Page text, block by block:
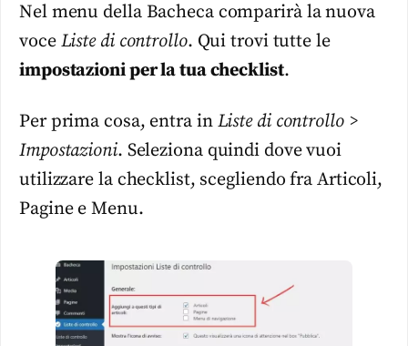
Nel menu della Bacheca comparirà la nuova
voce Liste di controllo. Qui trovi tutte le
impostazioni per la tua checklist.
Per prima cosa, entra in Liste di controllo >
Impostazioni. Seleziona quindi dove vuoi
utilizzare la checklist, scegliendo fra Articoli,
Pagine e Menu.